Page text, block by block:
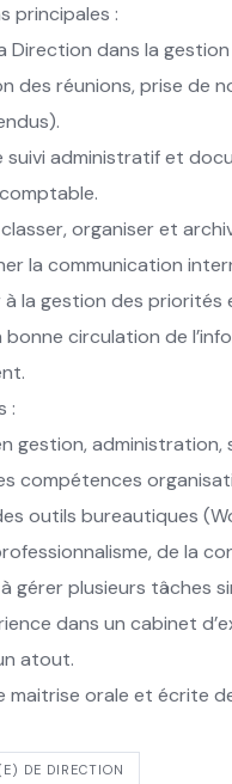
principales :
Direction dans la
des réunions, prise de
suivi administratif et
classer, organiser et
la communication
à la gestion des
bonne circulation de
:
gestion,
compétences
outils bureautiques
de la
gérer plusieurs tâches
dans un cabinet
atout.
maitrise orale et écrite
DE DIRECTION